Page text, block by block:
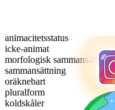
animacitetsstatus
icke-animat
morfologisk sammansättning
sammansättning
oräknebart
pluralform
koldskåler